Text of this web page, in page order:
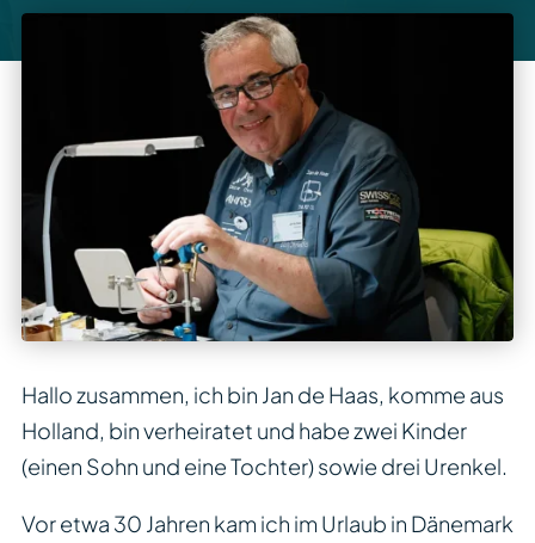
Hallo zusammen, ich bin Jan de Haas, komme aus
Holland, bin verheiratet und habe zwei Kinder
(einen Sohn und eine Tochter) sowie drei Urenkel.
Vor etwa 30 Jahren kam ich im Urlaub in Dänemark